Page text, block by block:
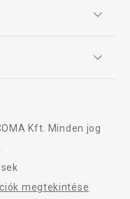
Kft. Minden jog
megtekintése